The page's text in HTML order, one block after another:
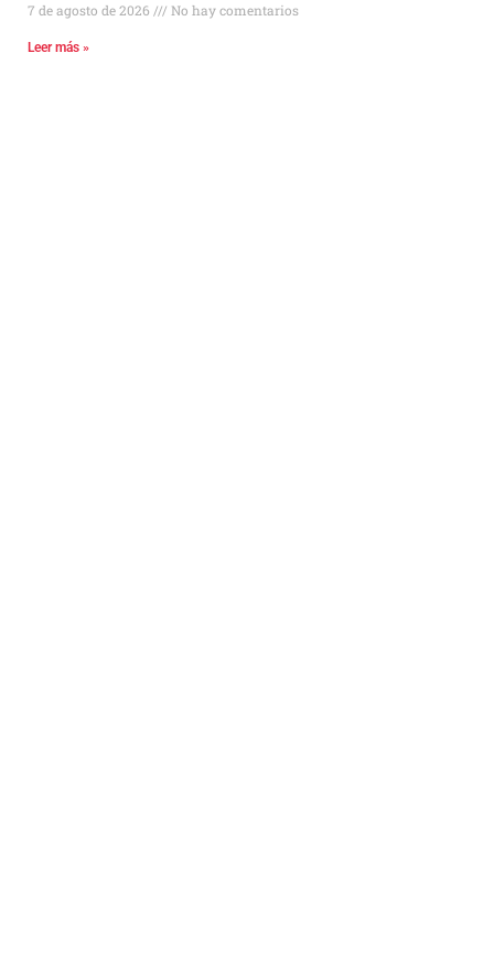
7 de agosto de 2026 No hay comentarios
Leer más »